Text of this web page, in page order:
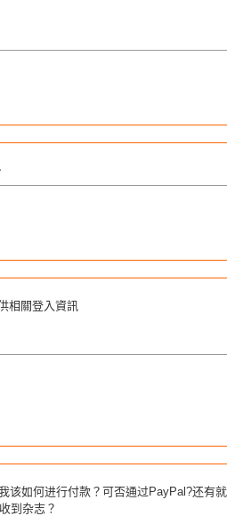
相關登入資訊
该如何进行付款？可否通过PayPal?还有就
到杂志？